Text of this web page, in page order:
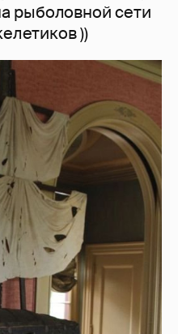
рыболовной сети
))